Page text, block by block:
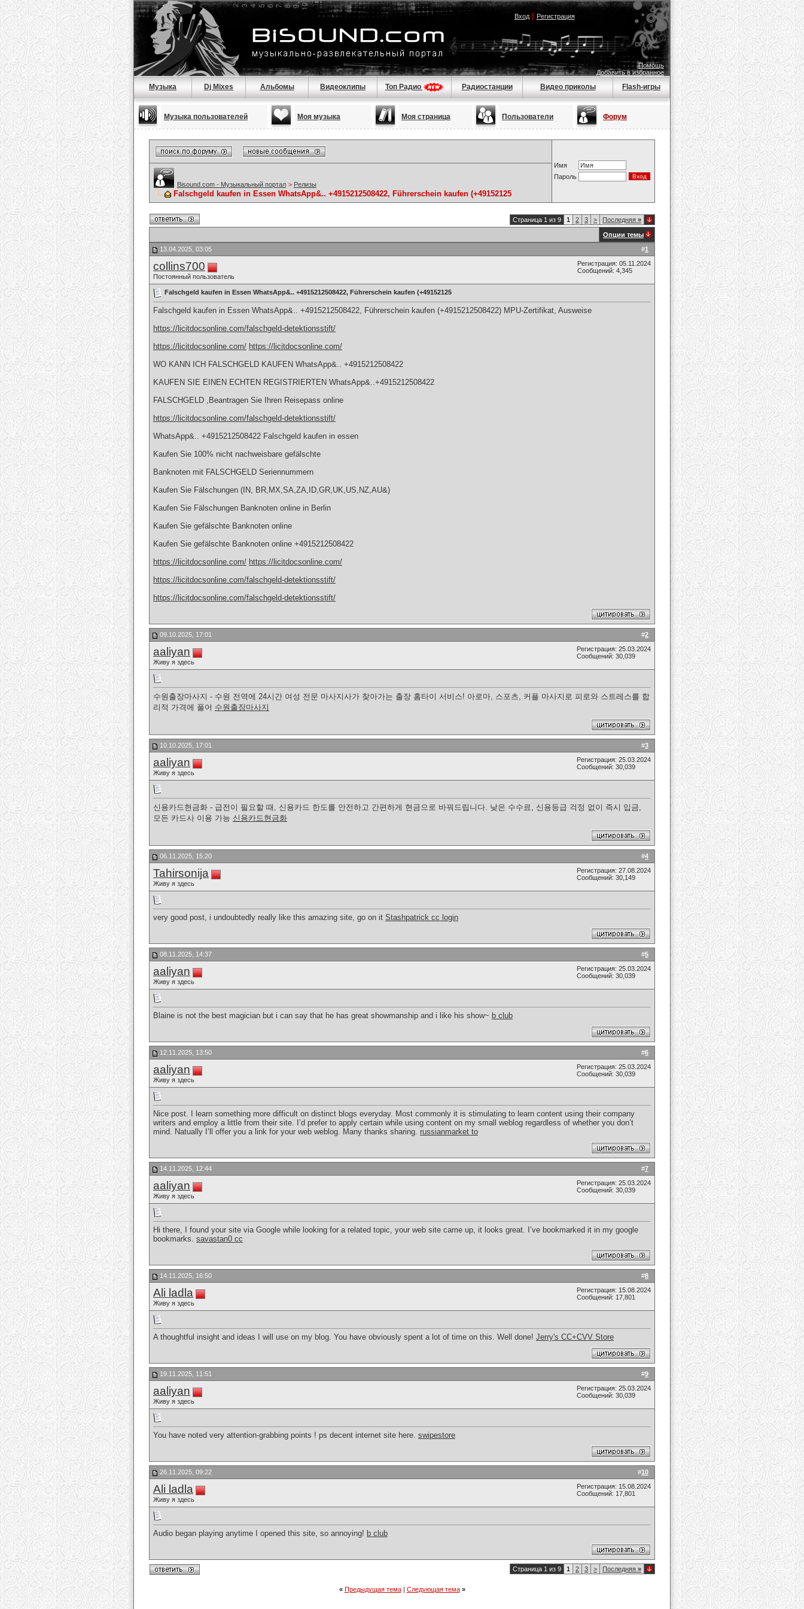
Вход| Регистрация
Помощь
Добавить в избранное
Музыка Dj Mixes Альбомы Видеоклипы Топ Радио Радиостанции Видео приколы Flash-игры
Музыка пользователей Моя музыка Моя страница Пользователи Форум
Имя
Пароль
Bisound.com - Музыкальный портал > Релизы
Falschgeld kaufen in Essen WhatsApp&.. +4915212508422, Führerschein kaufen (+49152125
Страница 1 из 9 1 2 3 > Последняя »
Опции темы
#1
13.04.2025, 03:05
collins700
Постоянный пользователь
Регистрация: 05.11.2024
Сообщений: 4,345
Falschgeld kaufen in Essen WhatsApp&.. +4915212508422, Führerschein kaufen (+49152125
Falschgeld kaufen in Essen WhatsApp&.. +4915212508422, Führerschein kaufen (+4915212508422) MPU-Zertifikat, Ausweise
https://licitdocsonline.com/falschgeld-detektionsstift/
https://licitdocsonline.com/ https://licitdocsonline.com/
WO KANN ICH FALSCHGELD KAUFEN WhatsApp&.. +4915212508422
KAUFEN SIE EINEN ECHTEN REGISTRIERTEN WhatsApp&..+4915212508422
FALSCHGELD ,Beantragen Sie Ihren Reisepass online
https://licitdocsonline.com/falschgeld-detektionsstift/
WhatsApp&.. +4915212508422 Falschgeld kaufen in essen
Kaufen Sie 100% nicht nachweisbare gefälschte
Banknoten mit FALSCHGELD Seriennummern
Kaufen Sie Fälschungen (IN, BR,MX,SA,ZA,ID,GR,UK,US,NZ,AU&)
Kaufen Sie Fälschungen Banknoten online in Berlin
Kaufen Sie gefälschte Banknoten online
Kaufen Sie gefälschte Banknoten online +4915212508422
https://licitdocsonline.com/ https://licitdocsonline.com/
https://licitdocsonline.com/falschgeld-detektionsstift/
https://licitdocsonline.com/falschgeld-detektionsstift/
#2
09.10.2025, 17:01
aaliyan
Живу я здесь
Регистрация: 25.03.2024
Сообщений: 30,039
수원출장마사지 - 수원 전역에 24시간 여성 전문 마사지사가 찾아가는 출장 홈타이 서비스! 아로마, 스포츠, 커플 마사지로 피로와 스트레스를 합
리적 가격에 풀어 수원출장마사지
#3
10.10.2025, 17:01
aaliyan
Живу я здесь
Регистрация: 25.03.2024
Сообщений: 30,039
신용카드현금화 - 급전이 필요할 때, 신용카드 한도를 안전하고 간편하게 현금으로 바꿔드립니다. 낮은 수수료, 신용등급 걱정 없이 즉시 입금,
모든 카드사 이용 가능 신용카드현금화
#4
06.11.2025, 15:20
Tahirsonija
Живу я здесь
Регистрация: 27.08.2024
Сообщений: 30,149
very good post, i undoubtedly really like this amazing site, go on it Stashpatrick cc login
#5
08.11.2025, 14:37
aaliyan
Живу я здесь
Регистрация: 25.03.2024
Сообщений: 30,039
Blaine is not the best magician but i can say that he has great showmanship and i like his show~ b club
#6
12.11.2025, 13:50
aaliyan
Живу я здесь
Регистрация: 25.03.2024
Сообщений: 30,039
Nice post. I learn something more difficult on distinct blogs everyday. Most commonly it is stimulating to learn content using their company
writers and employ a little from their site. I’d prefer to apply certain while using content on my small weblog regardless of whether you don’t
mind. Natually I’ll offer you a link for your web weblog. Many thanks sharing. russianmarket to
#7
14.11.2025, 12:44
aaliyan
Живу я здесь
Регистрация: 25.03.2024
Сообщений: 30,039
Hi there, I found your site via Google while looking for a related topic, your web site came up, it looks great. I’ve bookmarked it in my google
bookmarks. savastan0 cc
#8
14.11.2025, 16:50
Ali ladla
Живу я здесь
Регистрация: 15.08.2024
Сообщений: 17,801
A thoughtful insight and ideas I will use on my blog. You have obviously spent a lot of time on this. Well done! Jerry's CC+CVV Store
#9
19.11.2025, 11:51
aaliyan
Живу я здесь
Регистрация: 25.03.2024
Сообщений: 30,039
You have noted very attention-grabbing points ! ps decent internet site here. swipestore
#10
26.11.2025, 09:22
Ali ladla
Живу я здесь
Регистрация: 15.08.2024
Сообщений: 17,801
Audio began playing anytime I opened this site, so annoying! b club
Страница 1 из 9 1 2 3 > Последняя »
« Предыдущая тема| Следующая тема »